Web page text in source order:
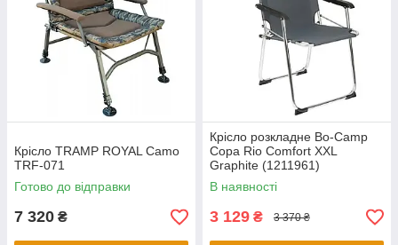
Крісло TRAMP ROYAL Camo
TRF-071
Готово до відправки
7 320 ₴
Крісло розкладне Bo-Camp
Copa Rio Comfort XXL
Graphite (1211961)
В наявності
3 129 ₴ 3 370 ₴